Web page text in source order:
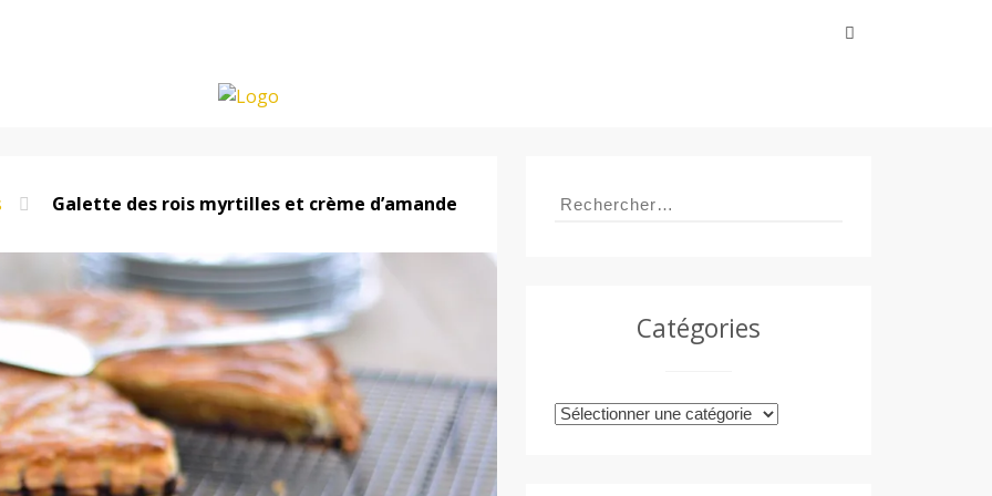
Galette des rois myrtilles et crème d’amande Rechercher :
Catégories
Catégories